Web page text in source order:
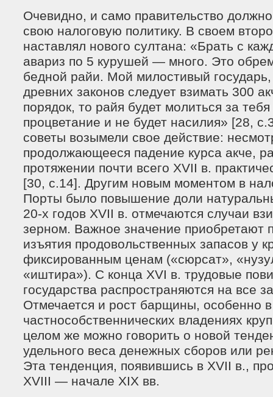
Очевидно, и само правительство
свою налоговую политику. В своем
наставлял нового султана: «Брать с
авариз по 5 курушей — много. Это
бедной райи. Мой милостивый
древних законов следует взимать 300
порядок, то райя будет молиться за
процветание и не будет насилия» [28,
советы возымели свое действие:
продолжающееся падение курса акче,
протяжении почти всего XVII в.
[30, c.14]. Другим новым моментом в
Порты было повышение доли
20-х годов XVII в. отмечаются случаи
зерном. Важное значение приобретают
изъятия продовольственных запасов у
фиксированным ценам («сюрсат»,
«иштира»). С конца XVI в. трудовые
государства распространяются на все
Отмечается и рост барщины, особенно в
частнособственнических владениях
целом же можно говорить о новой
удельного веса денежных сборов или
Эта тенденция, появившись в XVII в.,
XVIII — начале XIX вв.